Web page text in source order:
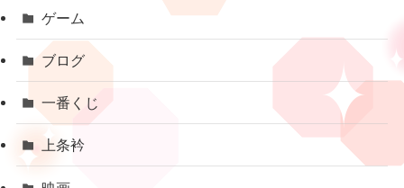
ゲーム
ブログ
一番くじ
上条衿